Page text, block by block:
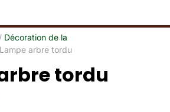
/ Décoration de la
arbre tordu
tordu